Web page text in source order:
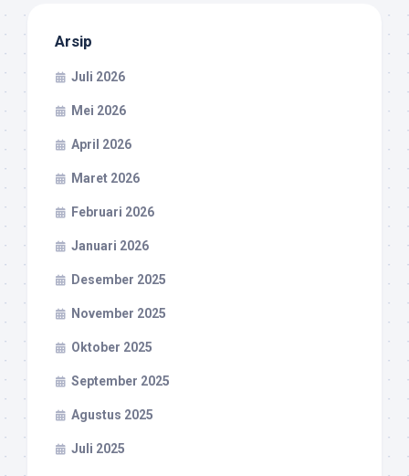
Arsip
Juli 2026
Mei 2026
April 2026
Maret 2026
Februari 2026
Januari 2026
Desember 2025
November 2025
Oktober 2025
September 2025
Agustus 2025
Juli 2025